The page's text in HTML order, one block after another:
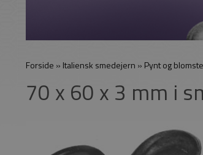
Forside » Italiensk smedejern » Pynt og
70 x 60 x 3 mm i